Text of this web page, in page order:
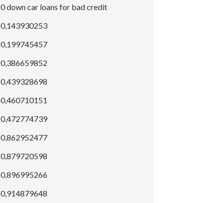
0 down car loans for bad credit
0,143930253
0,199745457
0,386659852
0,439328698
0,460710151
0,472774739
0,862952477
0,879720598
0,896995266
0,914879648